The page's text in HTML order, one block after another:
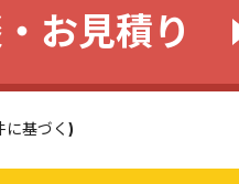
お見積り
に基づく)